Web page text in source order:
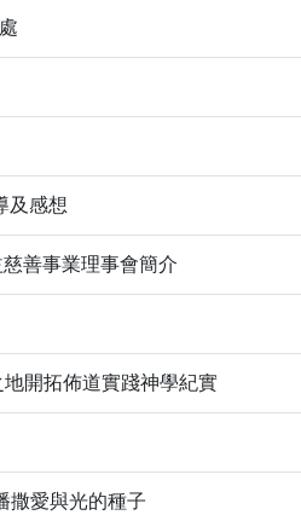
及感想
善事業理事會簡介
開拓佈道實踐神學紀實
撒愛與光的種子